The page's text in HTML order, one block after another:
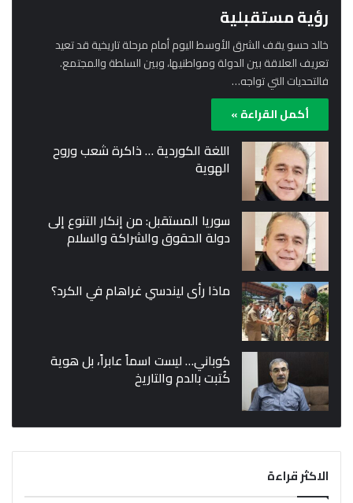
رؤية مستقبلية
خالد حسو يقف الشرق الأوسط اليوم أمام مرحلة تاريخية قد تعيد
تعريف العلاقة بين الدولة ومواطنيها، وبين السلطة والمجتمع.
فالتحديات التي تواجه…
أكمل القراءة »
اللغة الكوردية … ذاكرة شعب وروح
الهوية
سوريا المستقبل: من إنكار التنوع إلى
دولة الحقوق والشراكة والسلام
ماذا رأى ليندسي غراهام في الكرد؟
كوباني… ليست اسماً عابراً، بل هوية
كُتبت بالدم والتاريخ
الاكثر قراءة